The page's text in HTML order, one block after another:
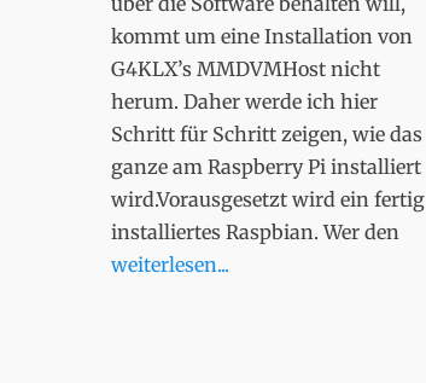
kommt um eine Installation von
G4KLX’s MMDVMHost nicht
herum. Daher werde ich hier
Schritt für Schritt zeigen, wie das
ganze am Raspberry Pi installiert
wird.Vorausgesetzt wird ein fertig
installiertes Raspbian. Wer den
weiterlesen...